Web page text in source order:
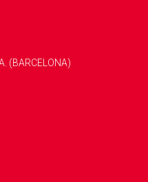
(BARCELONA)